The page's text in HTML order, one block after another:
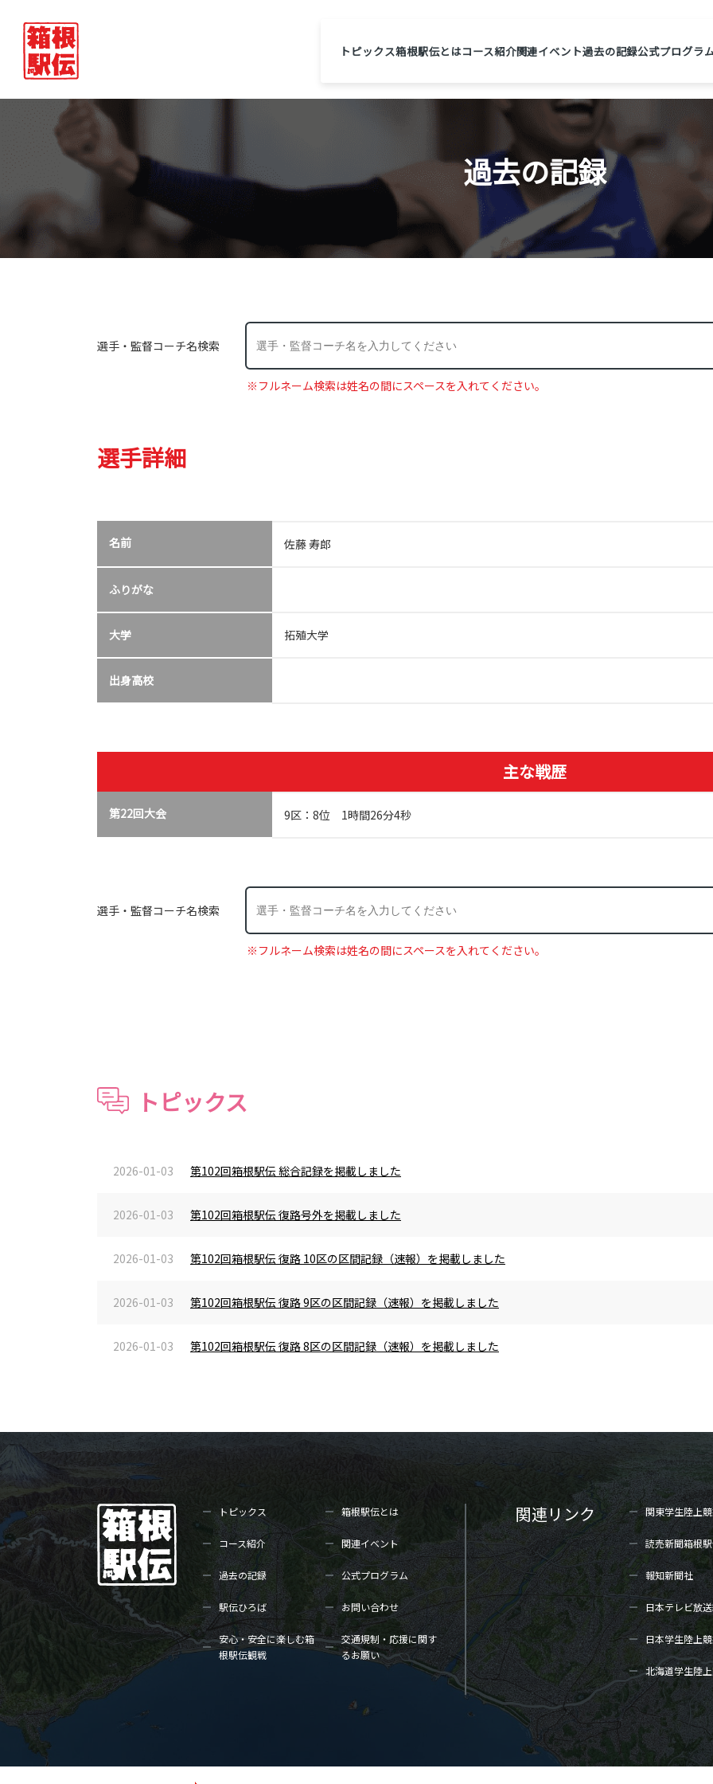
トピックス箱根駅伝とはコース紹介関連イベント過去の記録公式プログラ
過去の記録
選手・監督コーチ名検索
※フルネーム検索は姓名の間にスペースを入れてください。
選手詳細
名前 佐藤 寿郎
ふりがな
大学 拓殖大学
出身高校
主な戦歴
第22回大会 9区：8位 1時間26分4秒
選手・監督コーチ名検索
※フルネーム検索は姓名の間にスペースを入れてください。
トピックス
2026-01-03 第102回箱根駅伝 総合記録を掲載しました
2026-01-03 第102回箱根駅伝 復路号外を掲載しました
2026-01-03 第102回箱根駅伝 復路 10区の区間記録（速報）を掲載しました
2026-01-03 第102回箱根駅伝 復路 9区の区間記録（速報）を掲載しました
2026-01-03 第102回箱根駅伝 復路 8区の区間記録（速報）を掲載しました
トピックス 箱根駅伝とは
コース紹介 関連イベント
過去の記録 公式プログラム
駅伝ひろば お問い合わせ
安心・安全に楽しむ箱
根駅伝観戦
交通規制・応援に関す
るお願い
関連リンク 関東学生陸上
読売新聞箱根
報知新聞社
日本テレビ放
日本学生陸上
北海道学生陸上